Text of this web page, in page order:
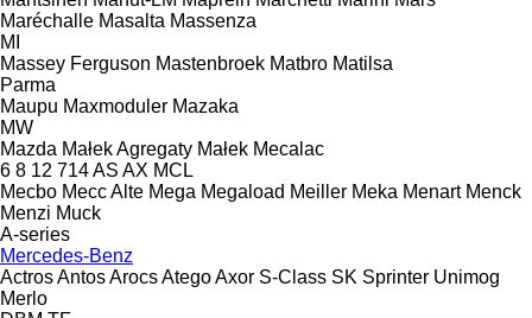
Maréchalle Masalta Massenza
MI
Massey Ferguson Mastenbroek Matbro Matilsa
Parma
Maupu Maxmoduler Mazaka
MW
Mazda Małek Agregaty Małek Mecalac
6 8 12 714AS AX MCL
Mecbo Mecc Alte Mega Megaload Meiller Meka Menart Menck
Menzi Muck
A-series
Mercedes-Benz
ActrosAntosArocsAtegoAxor S-Class SK Sprinter Unimog
Merlo